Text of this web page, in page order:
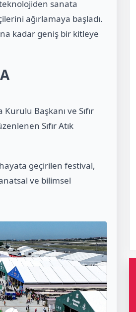
sanata
ağırlamaya başladı.
kadar geniş bir kitleye
Başkanı ve Sıfır
Sıfır Atık
hayata geçirilen festival,
ve bilimsel